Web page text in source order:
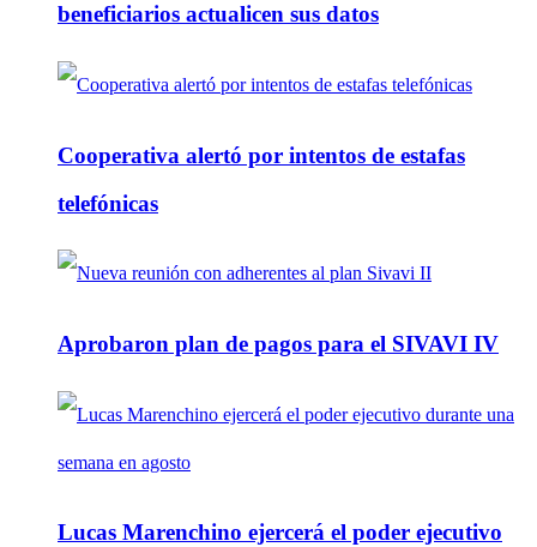
beneficiarios actualicen sus datos
Cooperativa alertó por intentos de estafas
telefónicas
Aprobaron plan de pagos para el SIVAVI IV
Lucas Marenchino ejercerá el poder ejecutivo